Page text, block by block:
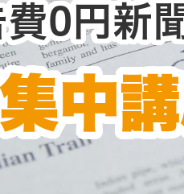
0円新
中